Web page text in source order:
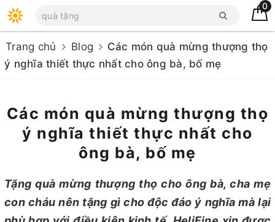
0
Trang chủ Blog
Các món quà mừng thượng thọ
ý nghĩa thiết thực nhất cho ông bà, bố mẹ
Các món quà mừng thượng thọ
ý nghĩa thiết thực nhất cho
ông bà, bố mẹ
Tặng quà mừng thượng thọ cho ông bà, cha mẹ
con cháu nên tặng gì cho độc đáo ý nghĩa mà lại